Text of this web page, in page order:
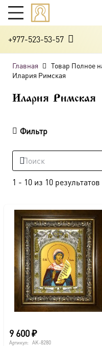
+977-523-53-57
Главная
Товар Полное
Илария Римская
Илария Римская
Фильтр
1 - 10 из 10 результатов
9 600₽
Артикул: AK-8280